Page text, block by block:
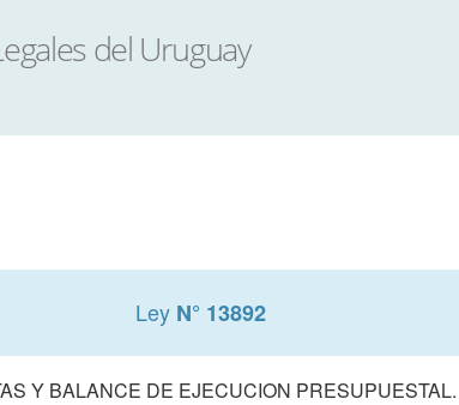
Ley N° 13892
Y BALANCE DE EJECUCION